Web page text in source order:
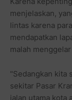
menjelaskan,
lintas karena
mendapatkan
malah
"Sedangkan kita
sekitar Pasar
jalan utama kota